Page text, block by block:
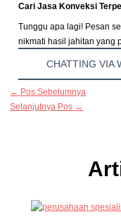
Cari Jasa Konveksi
Tunggu apa lagi! Pesan
nikmati hasil jahitan yang
CHATTING VIA
← Pos Sebelumnya
Selanjutnya Pos →